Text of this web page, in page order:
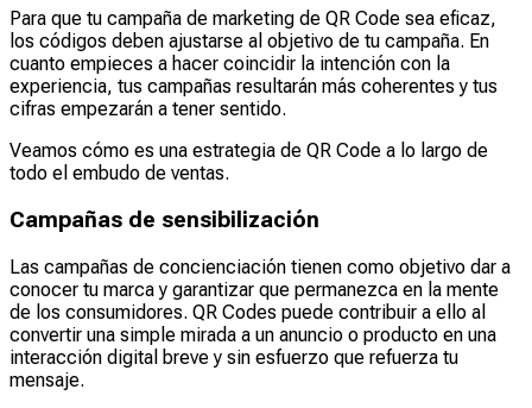
Para que tu campaña de marketing de QR Code sea eficaz,
los códigos deben ajustarse al objetivo de tu campaña. En
cuanto empieces a hacer coincidir la intención con la
experiencia, tus campañas resultarán más coherentes y tus
cifras empezarán a tener sentido.
Veamos cómo es una estrategia de QR Code a lo largo de
todo el embudo de ventas.
Campañas de sensibilización
Las campañas de concienciación tienen como objetivo dar a
conocer tu marca y garantizar que permanezca en la mente
de los consumidores. QR Codes puede contribuir a ello al
convertir una simple mirada a un anuncio o producto en una
interacción digital breve y sin esfuerzo que refuerza tu
mensaje.